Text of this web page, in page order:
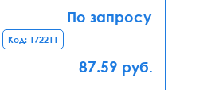
По запросу
Код: 172211
87.59 руб.